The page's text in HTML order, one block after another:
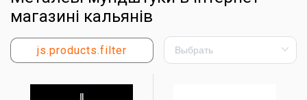
магазині кальянів
js.products.filter